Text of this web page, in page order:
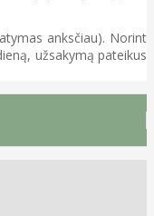
anksčiau). Norint
užsakymą pateikus